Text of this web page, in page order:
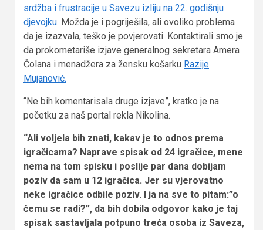
srdžba i frustracije u Savezu izliju na 22. godišnju
djevojku. Možda je i pogriješila, ali ovoliko problema
da je izazvala, teško je povjerovati. Kontaktirali smo je
da prokometariše izjave generalnog sekretara Amera
Čolana i menadžera za žensku košarku Razije
Mujanović.
“Ne bih komentarisala druge izjave”, kratko je na
početku za naš portal rekla Nikolina.
“Ali voljela bih znati, kakav je to odnos prema
igračicama? Naprave spisak od 24 igračice, mene
nema na tom spisku i poslije par dana dobijam
poziv da sam u 12 igračica. Jer su vjerovatno
neke igračice odbile poziv. I ja na sve to pitam:”o
čemu se radi?”, da bih dobila odgovor kako je taj
spisak sastavljala potpuno treća osoba iz Saveza,